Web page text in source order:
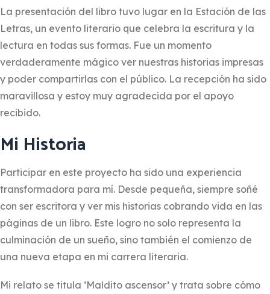
La presentación del libro tuvo lugar en la Estación de las
Letras, un evento literario que celebra la escritura y la
lectura en todas sus formas. Fue un momento
verdaderamente mágico ver nuestras historias impresas
y poder compartirlas con el público. La recepción ha sido
maravillosa y estoy muy agradecida por el apoyo
recibido.
Mi Historia
Participar en este proyecto ha sido una experiencia
transformadora para mí. Desde pequeña, siempre soñé
con ser escritora y ver mis historias cobrando vida en las
páginas de un libro. Este logro no solo representa la
culminación de un sueño, sino también el comienzo de
una nueva etapa en mi carrera literaria.
Mi relato se titula ‘Maldito ascensor’ y trata sobre cómo